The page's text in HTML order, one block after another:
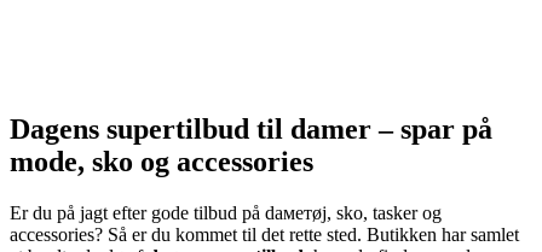
Dagens supertilbud til damer – spar på
mode, sko og accessories
Er du på jagt efter gode tilbud på daметøj, sko, tasker og
accessories? Så er du kommet til det rette sted. Butikken har samlet